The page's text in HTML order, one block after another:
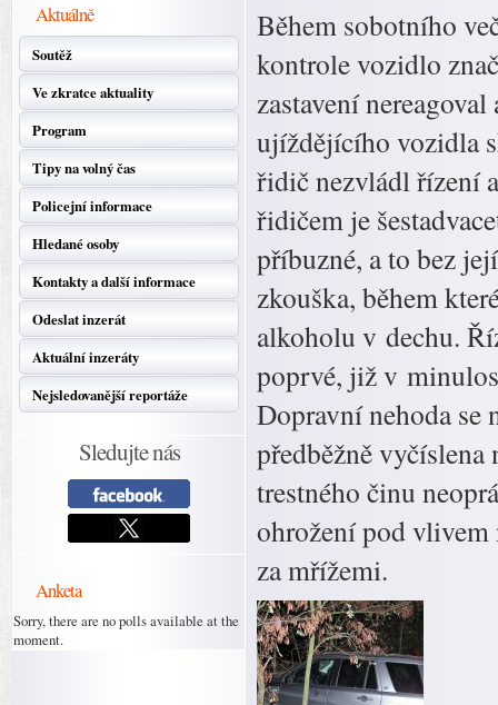
Aktuálně
Soutěž
Ve zkratce aktuality
Program
Tipy na volný čas
Policejní informace
Hledané osoby
Kontakty a další informace
Odeslat inzerát
Aktuální inzeráty
Nejsledovanější reportáže
Sledujte nás
Anketa
Sorry, there are no polls available at the
moment.
Během sobotního
kontrole vozidlo
zastavení
ujíždějícího vozidla
řidič nezvládl řízení
řidičem je
příbuzné, a to bez
zkouška, během
alkoholu v dechu.
poprvé, již v
Dopravní nehoda se
předběžně
trestného činu
ohrožení pod
za mřížemi.